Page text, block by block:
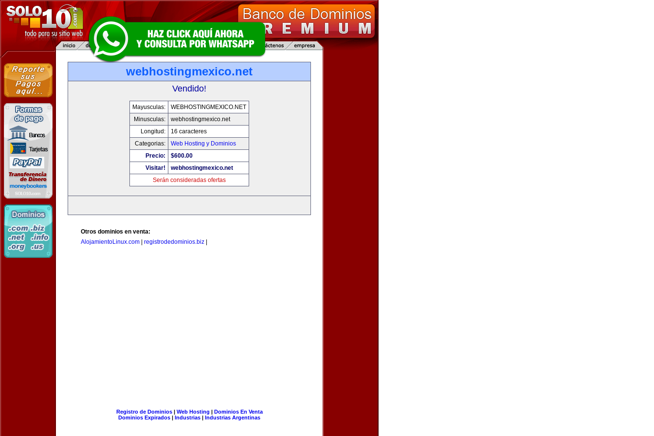
webhostingmexico.net
Vendido!
Mayusculas:
WEBHOSTINGMEXICO.NET
Minusculas:
webhostingmexico.net
Longitud:
16 caracteres
Categorias:
Web Hosting y Dominios
Precio:
$600.00
Visitar!
webhostingmexico.net
Serán consideradas ofertas
Otros dominios en venta:
AlojamientoLinux.com
registrodedominios.biz
Registro de Dominios| Web Hosting | Dominios En Venta
Dominios Expirados | Industrias | Industrias Argentinas